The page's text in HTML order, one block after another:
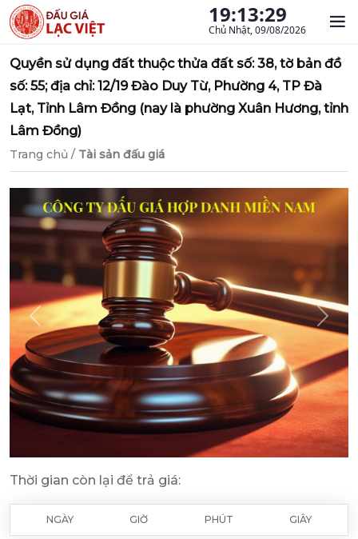
19:13:30
Chủ Nhật, 09/08/2026
Quyền sử dụng đất thuộc thửa đất số: 38, tờ bản đồ
số: 55; địa chỉ: 12/19 Đào Duy Từ, Phường 4, TP Đà
Lạt, Tỉnh Lâm Đồng (nay là phường Xuân Hương, tỉnh
Lâm Đồng)
Trang chủ / Tài sản đấu giá
Previous Next
Thời gian còn lại để trả giá:
NGÀY GIỜ PHÚT GIÂY